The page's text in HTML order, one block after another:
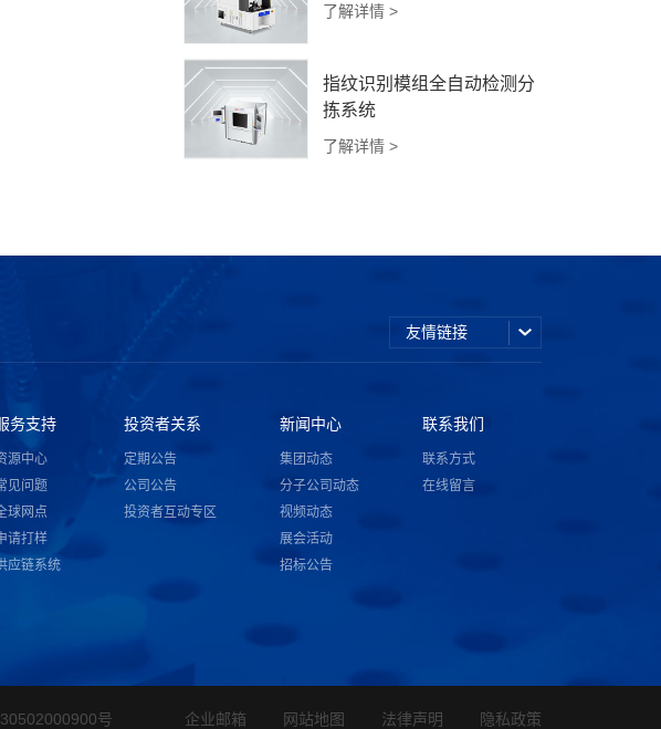
了解详情 >
指纹识别模组全自动检测分
拣系统
了解详情 >
友情链接
务支持
源中心
见问题
球网点
请打样
应链系统
投资者关系
定期公告
公司公告
投资者互动专区
新闻中心
集团动态
分子公司动态
视频动态
展会活动
招标公告
联系我们
联系方式
在线留言
号 企业邮箱 网站地图 法律声明 隐私政策